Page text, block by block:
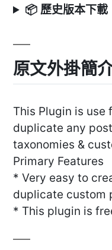
📦 歷史版本下載
原文外掛簡
This Plugin is
duplicate any
taxonomies &
Primary Features
* Very easy to
duplicate custom
* This plugin is